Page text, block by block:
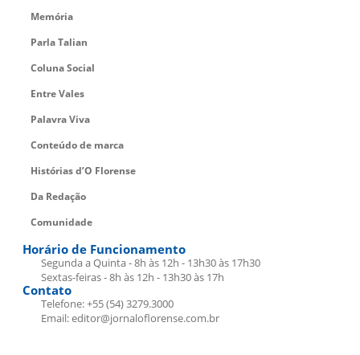
Memória
Parla Talian
Coluna Social
Entre Vales
Palavra Viva
Conteúdo de marca
Histórias d’O Florense
Da Redação
Comunidade
Horário de Funcionamento
Segunda a Quinta - 8h às 12h - 13h30 às 17h30
Sextas-feiras - 8h às 12h - 13h30 às 17h
Contato
Telefone: +55 (54) 3279.3000
Email: editor@jornaloflorense.com.br